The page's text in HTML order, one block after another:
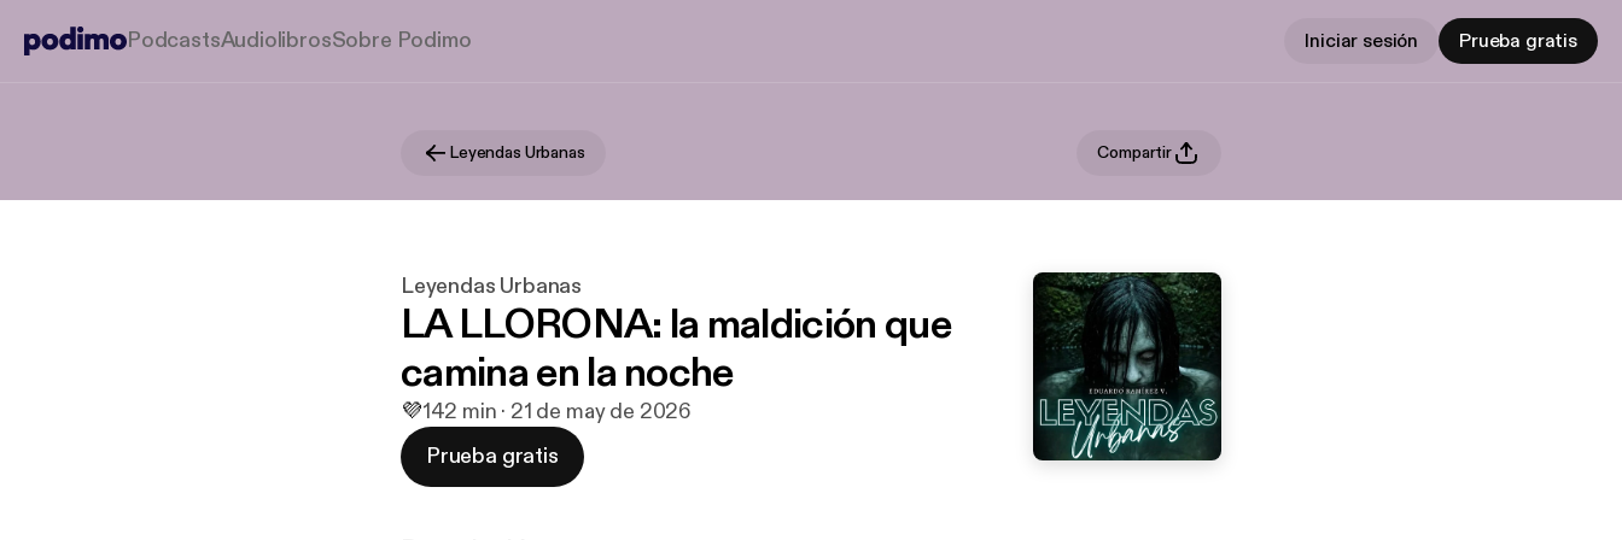
PodcastsAudiolibrosSobre Podimo Iniciar sesión Prueba gratis
Leyendas Urbanas Compartir
Leyendas Urbanas
LA LLORONA: la maldición que
camina en la noche
💜142 min · 21 de may de 2026
Prueba gratis